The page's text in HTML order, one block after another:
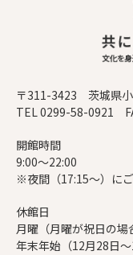
〒311-3423 茨城県
TEL 0299-58-0921
開館時間
9:00～22:00
※夜間（17:15～）に
休館日
月曜（月曜が祝日の場
年末年始（12月28日～